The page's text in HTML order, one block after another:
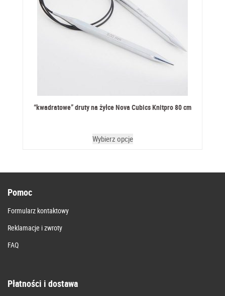
“kwadratowe” druty na żyłce Nova Cubics Knitpro 80 cm
Wybierz opcje
Pomoc
Formularz kontaktowy
Reklamacje i zwroty
FAQ
Płatności i dostawa